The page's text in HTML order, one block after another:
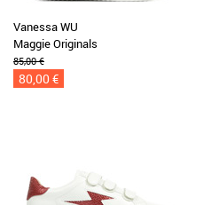
Vanessa WU
Maggie Originals
85,00 €
80,00 €